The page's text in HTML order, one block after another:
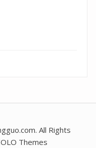
All Rights
Themes